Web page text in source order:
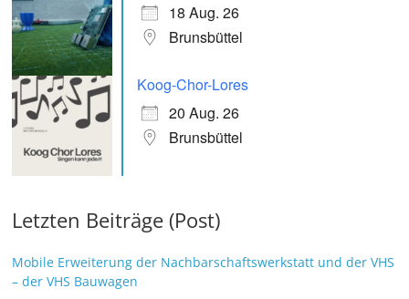
18 Aug. 26
Brunsbüttel
Koog-Chor-Lores
20 Aug. 26
Brunsbüttel
Letzten Beiträge (Post)
Mobile Erweiterung der Nachbarschaftswerkstatt und der VHS
– der VHS Bauwagen